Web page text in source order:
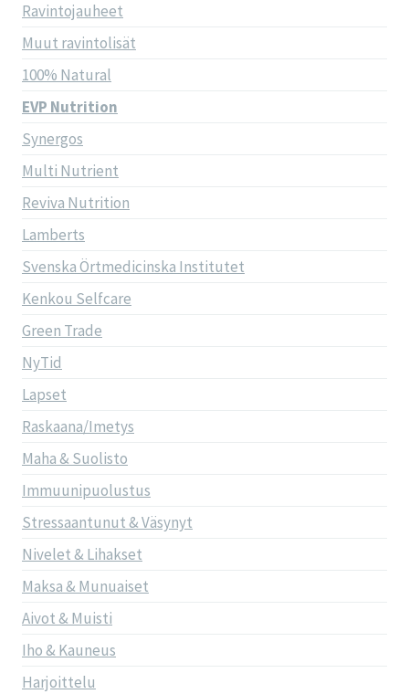
Ravintojauheet
Muut ravintolisät
100% Natural
EVP Nutrition
Synergos
Multi Nutrient
Reviva Nutrition
Lamberts
Svenska Örtmedicinska Institutet
Kenkou Selfcare
Green Trade
NyTid
Lapset
Raskaana/Imetys
Maha & Suolisto
Immuunipuolustus
Stressaantunut & Väsynyt
Nivelet & Lihakset
Maksa & Munuaiset
Aivot & Muisti
Iho & Kauneus
Harjoittelu